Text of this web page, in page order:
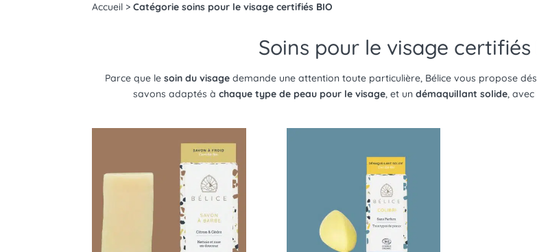
Accueil >Catégorie soins pour le visage certifiés BIO
Soins pour le visage certifiés
Parce que le soin du visagedemande une attention toute particulière, Bélice vous propose
savons adaptés à chaque type de peau pour le visage, et un démaquillant solide, avec